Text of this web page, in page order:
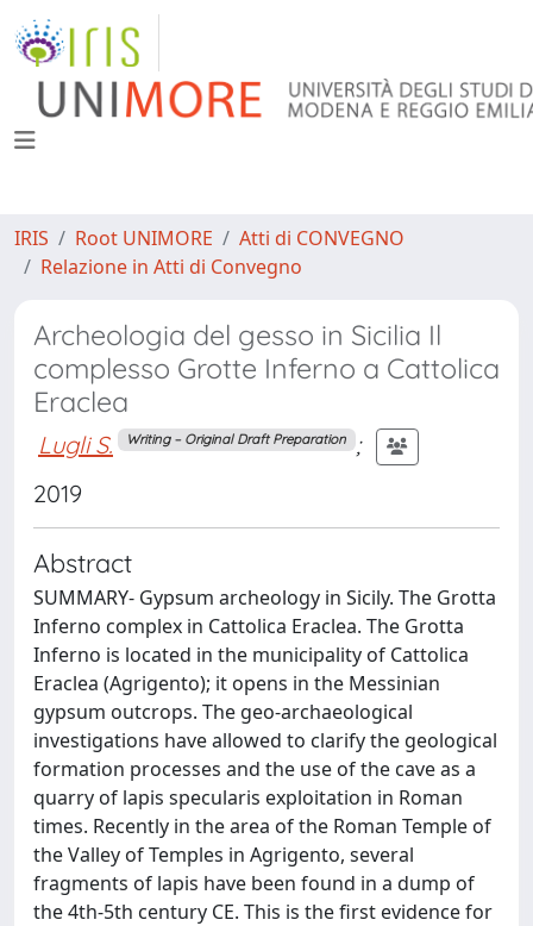
IRIS Root UNIMORE
Atti di CONVEGNO
Relazione in Atti di Convegno
Archeologia del gesso in Sicilia Il
complesso Grotte Inferno a Cattolica
Eraclea
Lugli S. Writing – Original Draft Preparation ;
2019
Abstract
SUMMARY- Gypsum archeology in Sicily. The Grotta
Inferno complex in Cattolica Eraclea. The Grotta
Inferno is located in the municipality of Cattolica
Eraclea (Agrigento); it opens in the Messinian
gypsum outcrops. The geo-archaeological
investigations have allowed to clarify the geological
formation processes and the use of the cave as a
quarry of lapis specularis exploitation in Roman
times. Recently in the area of the Roman Temple of
the Valley of Temples in Agrigento, several
fragments of lapis have been found in a dump of
the 4th-5th century CE. This is the first evidence for